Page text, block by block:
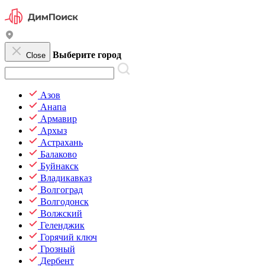
Close Выберите город
Азов
Анапа
Армавир
Архыз
Астрахань
Балаково
Буйнакск
Владикавказ
Волгоград
Волгодонск
Волжский
Геленджик
Горячий ключ
Грозный
Дербент